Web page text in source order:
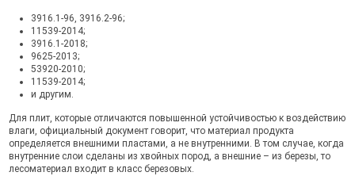
3916.1-96, 3916.2-96;
11539-2014;
3916.1-2018;
9625-2013;
53920-2010;
11539-2014;
и другим.
Для плит, которые отличаются повышенной устойчивостью к воздействию
влаги, официальный документ говорит, что материал продукта
определяется внешними пластами, а не внутренними. В том случае, когда
внутренние слои сделаны из хвойных пород, а внешние – из березы, то
лесоматериал входит в класс березовых.